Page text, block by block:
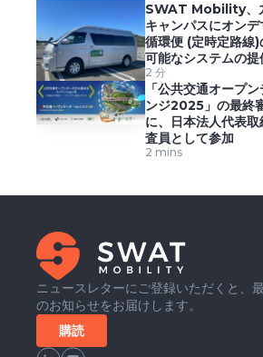
SWAT Mobility、
キャンパスにオンデ
循環便 (定時定路線
可能なシステムの提
2 分
「公共交通オープ
ンジ2025」の最終
に、日本法人代表
査員として参加
2 mins
ニュースレターにご登録いただくと、
のお知らせをお届けします。
購読